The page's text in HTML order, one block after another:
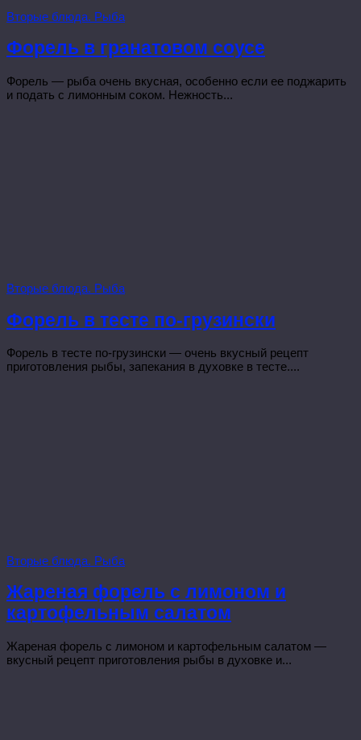
Вторые блюда. Рыба
Форель в гранатовом соусе
Форель — рыба очень вкусная, особенно если ее поджарить
и подать с лимонным соком. Нежность...
Вторые блюда. Рыба
Форель в тесте по-грузински
Форель в тесте по-грузински — очень вкусный рецепт
приготовления рыбы, запекания в духовке в тесте....
Вторые блюда. Рыба
Жареная форель с лимоном и
картофельным салатом
Жареная форель с лимоном и картофельным салатом —
вкусный рецепт приготовления рыбы в духовке и...